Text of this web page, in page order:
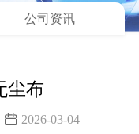
公司资讯
尘布
2026-03-04